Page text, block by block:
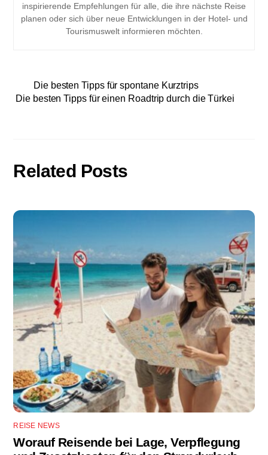
inspirierende Empfehlungen für alle, die ihre nächste Reise
planen oder sich über neue Entwicklungen in der Hotel- und
Tourismuswelt informieren möchten.
Die besten Tipps für spontane Kurztrips
Die besten Tipps für einen Roadtrip durch die Türkei
Related Posts
REISE NEWS
Worauf Reisende bei Lage, Verpflegung